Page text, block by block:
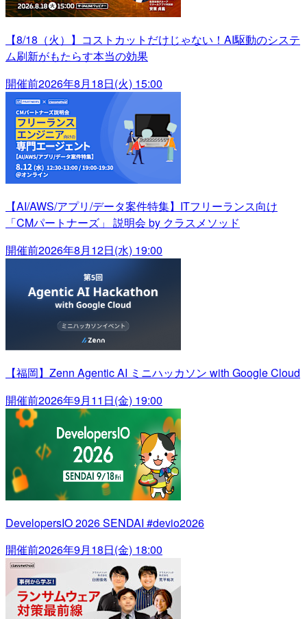
【8/18（火）】コストカットだけじゃない！AI駆動のシステ
ム刷新がもたらす本当の効果
開催前2026年8月18日(火) 15:00
【AI/AWS/アプリ/データ案件特集】ITフリーランス向け
「CMパートナーズ」 説明会 by クラスメソッド
開催前2026年8月12日(水) 19:00
【福岡】Zenn Agentic AI ミニハッカソン with Google Cloud
開催前2026年9月11日(金) 19:00
DevelopersIO 2026 SENDAI #devio2026
開催前2026年9月18日(金) 18:00